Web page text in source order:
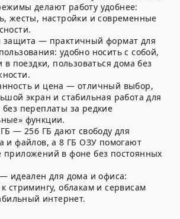
делают работу удобнее:
жесты, настройки и современные
— практичный формат для
удобно носить с собой,
в поездки, пользоваться дома без
и цена — отличный выбор,
экран и стабильная работа для
переплаты за редкие
функции.
— 256 ГБ дают свободу для
и файлов, а 8 ГБ ОЗУ помогают
в фоне без постоянных
идеален для дома и офиса:
стримингу, облакам и сервисам
интернет.